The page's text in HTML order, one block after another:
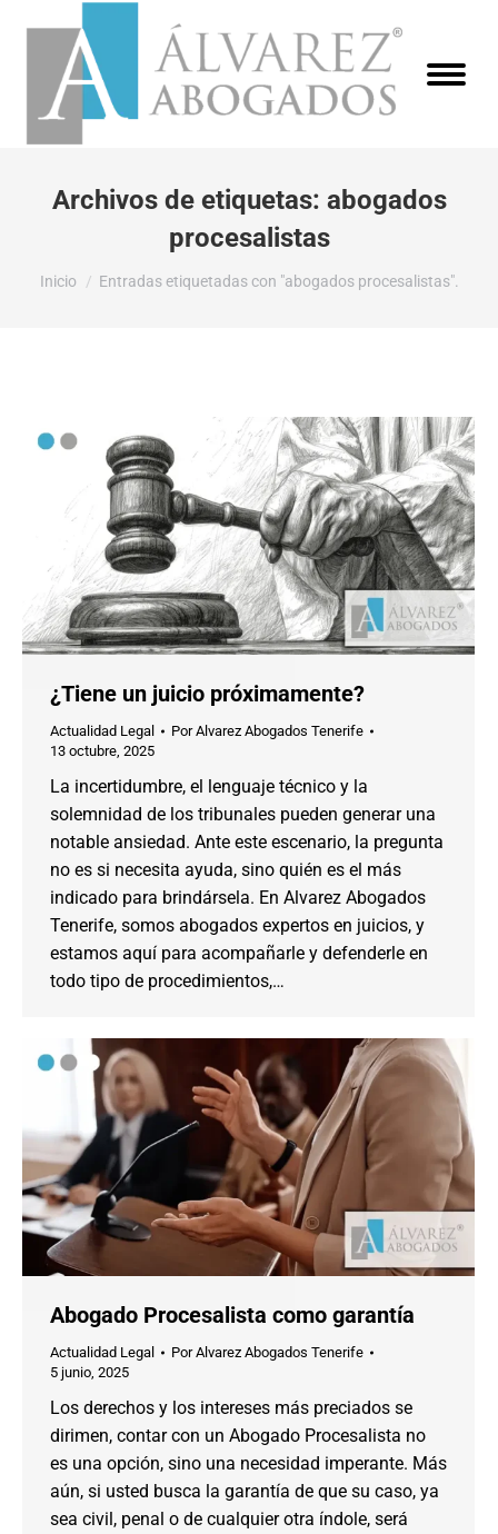
Archivos de etiquetas: abogados
procesalistas
Estás aquí:
Inicio Entradas etiquetadas con "abogados procesalistas".
¿Tiene un juicio próximamente?
Actualidad Legal PorAlvarez Abogados Tenerife
13 octubre, 2025
La incertidumbre, el lenguaje técnico y la
solemnidad de los tribunales pueden generar una
notable ansiedad. Ante este escenario, la pregunta
no es si necesita ayuda, sino quién es el más
indicado para brindársela. En Alvarez Abogados
Tenerife, somos abogados expertos en juicios, y
estamos aquí para acompañarle y defenderle en
todo tipo de procedimientos,…
Abogado Procesalista como garantía
Actualidad Legal PorAlvarez Abogados Tenerife
5 junio, 2025
Los derechos y los intereses más preciados se
dirimen, contar con un Abogado Procesalista no
es una opción, sino una necesidad imperante. Más
aún, si usted busca la garantía de que su caso, ya
sea civil, penal o de cualquier otra índole, será